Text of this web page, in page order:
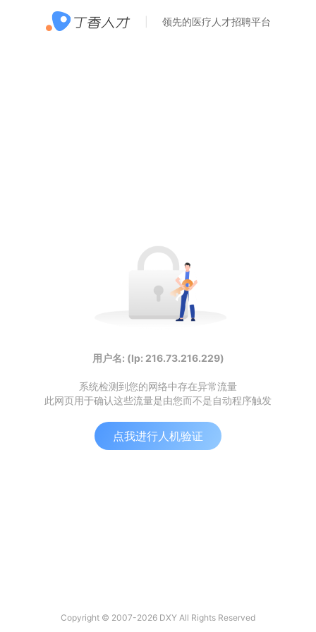
领先的医疗人才招聘平台
用户名: (Ip: 216.73.216.229)
系统检测到您的网络中存在异常流量
此网页用于确认这些流量是由您而不是自动程序触发
点我进行人机验证
Copyright © 2007-2026 DXY All Rights Reserved